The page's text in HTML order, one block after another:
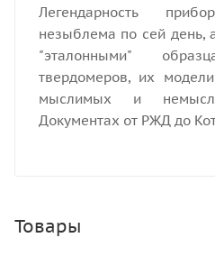
Легендарность
незыблема по сей день,
"эталонными"
твердомеров, их
мыслимых и
Документах от РЖД до
Товары